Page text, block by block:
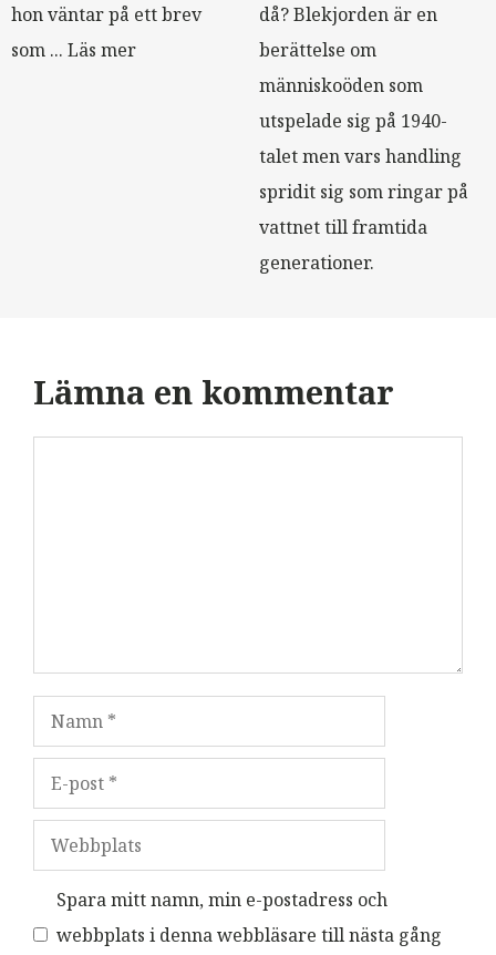
hon väntar på ett brev
som ... Läs mer
då? Blekjorden är en
berättelse om
människoöden som
utspelade sig på 1940-
talet men vars handling
spridit sig som ringar på
vattnet till framtida
generationer.
Lämna en kommentar
Namn
post
Webbplats
Spara mitt namn, min e-postadress och
webbplats i denna webbläsare till nästa gång